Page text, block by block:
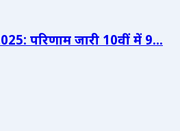
परिणाम जारी 10वीं में 9...